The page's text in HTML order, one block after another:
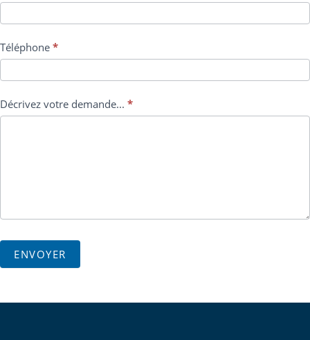
Téléphone *
Décrivez votre demande... *
ENVOYER